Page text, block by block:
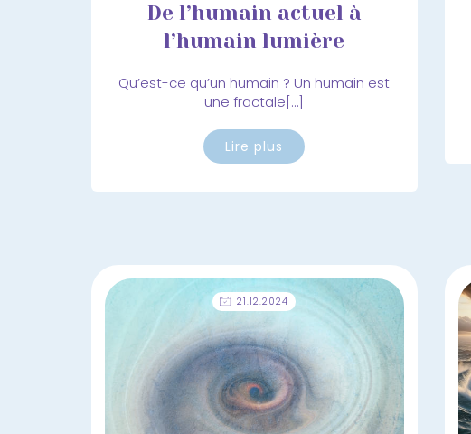
De l’humain actuel à
l’humain lumière
Qu’est-ce qu’un humain ? Un humain est
une fractale[…]
Lire plus
21.12.2024